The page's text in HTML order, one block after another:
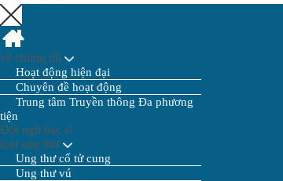
về chúng tôi
Hoạt động hiện đại
Chuyên đề hoạt động
Trung tâm Truyền thông Đa phương
tiện
Đội ngũ bác sĩ
loại ung thư
Ung thư cổ tử cung
Ung thư vú